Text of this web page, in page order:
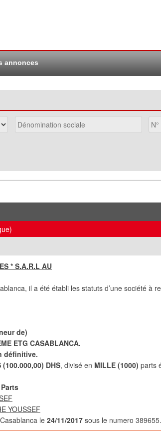
annonces
* S.A.R.L AU
il a été établi les statuts d’une société à
de)
ETG CASABLANCA.
définitive.
(100.000,00) DHS, divisé en MILLE (1000) parts
YOUSSEF
le 24/11/2017 sous le numero 389655.